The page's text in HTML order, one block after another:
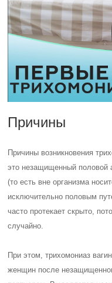
Причины
Причины возникновения
это незащищенный половой
(то есть вне организма
исключительно половым
часто протекает скрыто,
случайно.
При этом, трихомониаз
женщин после